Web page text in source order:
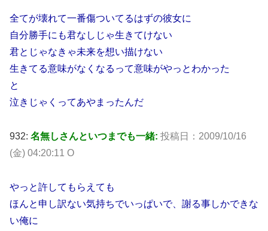
全てが壊れて一番傷ついてるはずの彼女に
自分勝手にも君なしじゃ生きてけない
君とじゃなきゃ未来を想い描けない
生きてる意味がなくなるって意味がやっとわかった
と
泣きじゃくってあやまったんだ
932: 名無しさんといつまでも一緒: 投稿日：2009/10/16
(金) 04:20:11 O
やっと許してもらえても
ほんと申し訳ない気持ちでいっぱいで、謝る事しかできな
い俺に